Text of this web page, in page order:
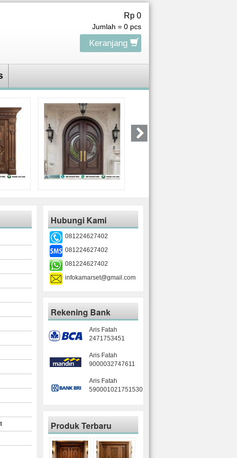
Rp 0
Jumlah = 0pcs
Keranjang
Hubungi Kami
081224627402
081224627402
081224627402
infokamarset@gmail.com
Rekening Bank
Aris Fatah
2471753451
Aris Fatah
9000032747611
Aris Fatah
590001021751530
Produk Terbaru